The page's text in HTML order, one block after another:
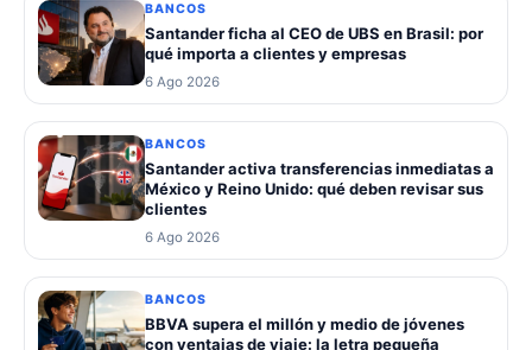
BANCOS
Santander ficha al CEO de UBS en Brasil: por
qué importa a clientes y empresas
6 Ago 2026
BANCOS
Santander activa transferencias inmediatas a
México y Reino Unido: qué deben revisar sus
clientes
6 Ago 2026
BANCOS
BBVA supera el millón y medio de jóvenes
con ventajas de viaje: la letra pequeña